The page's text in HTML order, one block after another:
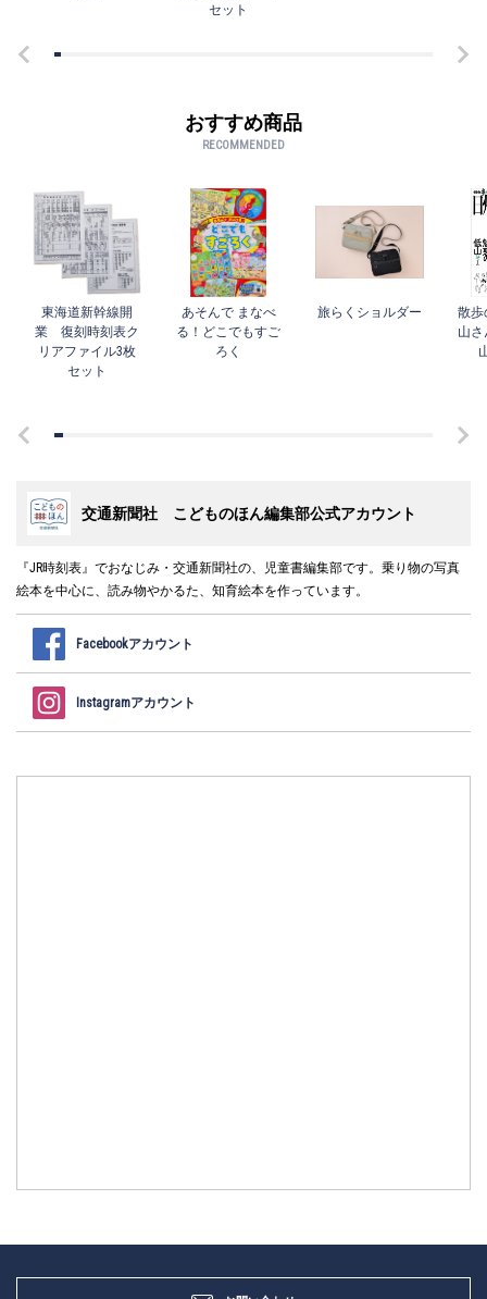
セット
おすすめ商品
RECOMMENDED
東海道新幹線開
業 復刻時刻表ク
リアファイル3枚
セット
あそんで まなべ
る！どこでもすご
ろく
旅らくショルダー
散歩
山さ
交通新聞社 こどものほん編集部公式アカウント
『JR時刻表』でおなじみ・交通新聞社の、児童書編集部です。乗り物の写真
絵本を中心に、読み物やかるた、知育絵本を作っています。
Facebookアカウント
Instagramアカウント